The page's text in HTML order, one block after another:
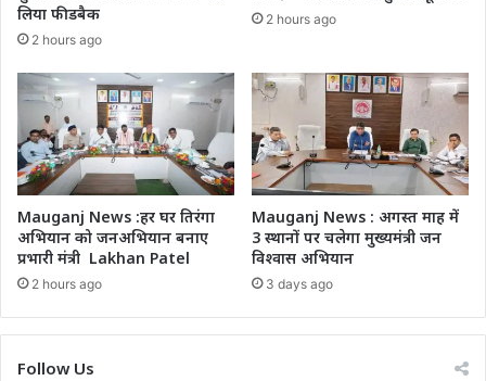
लिया फीडबैक
2 hours ago
2 hours ago
Mauganj News :हर घर तिरंगा
अभियान को जनअभियान बनाए
प्रभारी मंत्री Lakhan Patel
2 hours ago
Mauganj News : अगस्त माह में
3 स्थानों पर चलेगा मुख्यमंत्री जन
विश्वास अभियान
3 days ago
Follow Us